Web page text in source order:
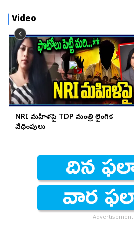
Video
NRI మహిళపై TDP మంత్రి లైంగిక
వేధింపులు
Advertisement